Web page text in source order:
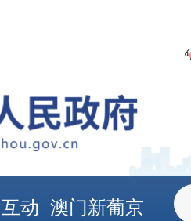
动 澳门新葡京